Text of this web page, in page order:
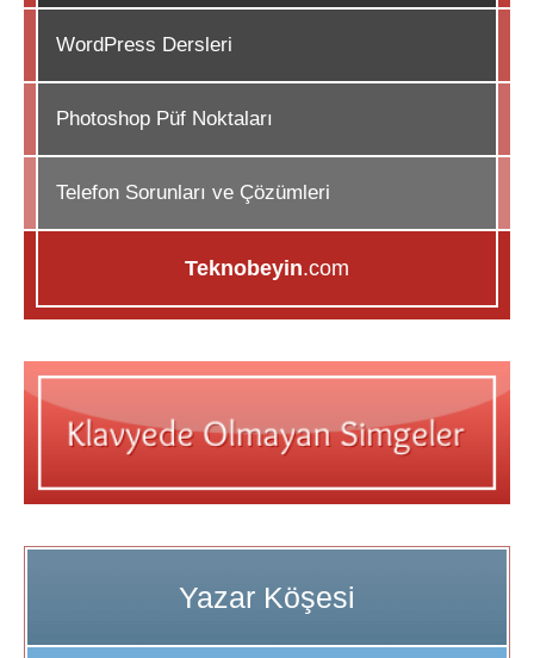
WordPress Dersleri
Photoshop Püf Noktaları
Telefon Sorunları ve Çözümleri
Teknobeyin.com